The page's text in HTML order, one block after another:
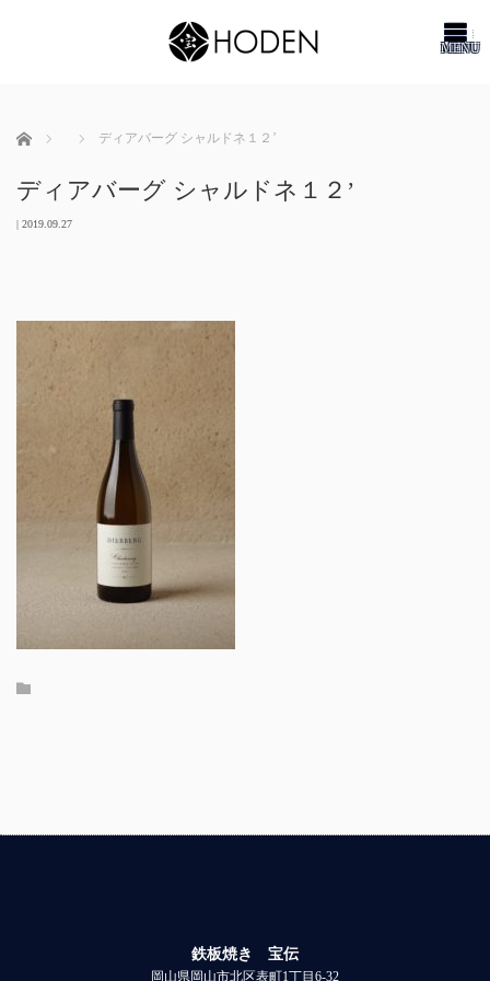
ホーム ディアバーグ シャルドネ１２’
ディアバーグ シャルドネ１２’
| 2019.09.27
鉄板焼き 宝伝
岡山県岡山市北区表町1丁目6-32